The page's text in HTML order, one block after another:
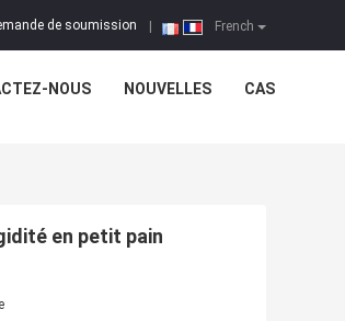
French
de soumission
NOUS NOUVELLES CAS
en petit pain